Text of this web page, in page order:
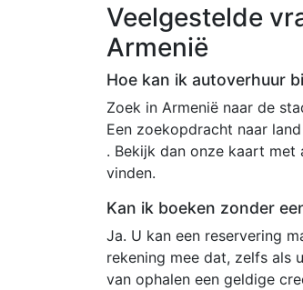
Veelgestelde
Armenië
Hoe kan ik autoverhuur
Zoek in Armenië naar de
Een zoekopdracht naar
. Bekijk dan onze kaart
vinden.
Kan ik boeken zonder
Ja. U kan een reservering
rekening mee dat, zelfs als
van ophalen een geldige